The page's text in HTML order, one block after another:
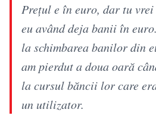
Prețul e în euro, dar tu
eu având deja banii în
la schimbarea banilor din
am pierdut a doua oară
la cursul băncii lor care
un utilizator.